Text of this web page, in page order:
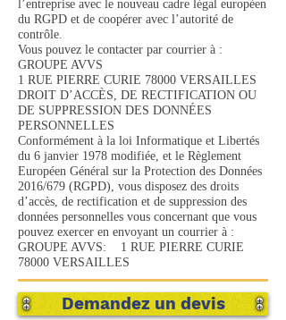
l’entreprise avec le nouveau cadre légal européen
du RGPD et de coopérer avec l’autorité de
contrôle.
Vous pouvez le contacter par courrier à :
GROUPE AVVS
1 RUE PIERRE CURIE 78000 VERSAILLES
DROIT D’ACCÈS, DE RECTIFICATION OU
DE SUPPRESSION DES DONNÉES
PERSONNELLES
Conformément à la loi Informatique et Libertés
du 6 janvier 1978 modifiée, et le Règlement
Européen Général sur la Protection des Données
2016/679 (RGPD), vous disposez des droits
d’accès, de rectification et de suppression des
données personnelles vous concernant que vous
pouvez exercer en envoyant un courrier à :
GROUPE AVVS: 1 RUE PIERRE CURIE
78000 VERSAILLES
Demandez un devis